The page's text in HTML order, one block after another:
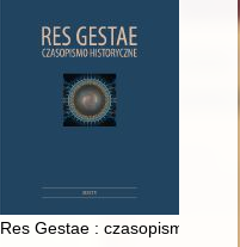
Res Gestae : czasopismo